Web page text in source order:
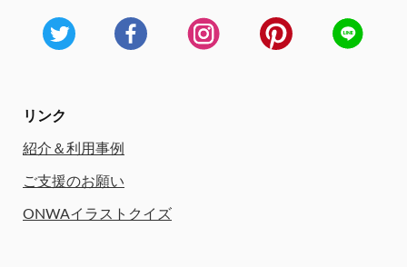
リンク
紹介＆利用事例
ご支援のお願い
ONWAイラストクイズ